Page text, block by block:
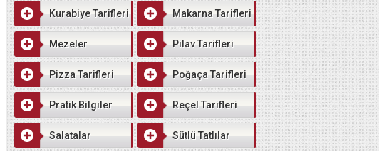
Kurabiye Tarifleri Makarna Tarifleri
Mezeler Pilav Tarifleri
Pizza Tarifleri Poğaça Tarifleri
Pratik Bilgiler Reçel Tarifleri
Salatalar Sütlü Tatlılar